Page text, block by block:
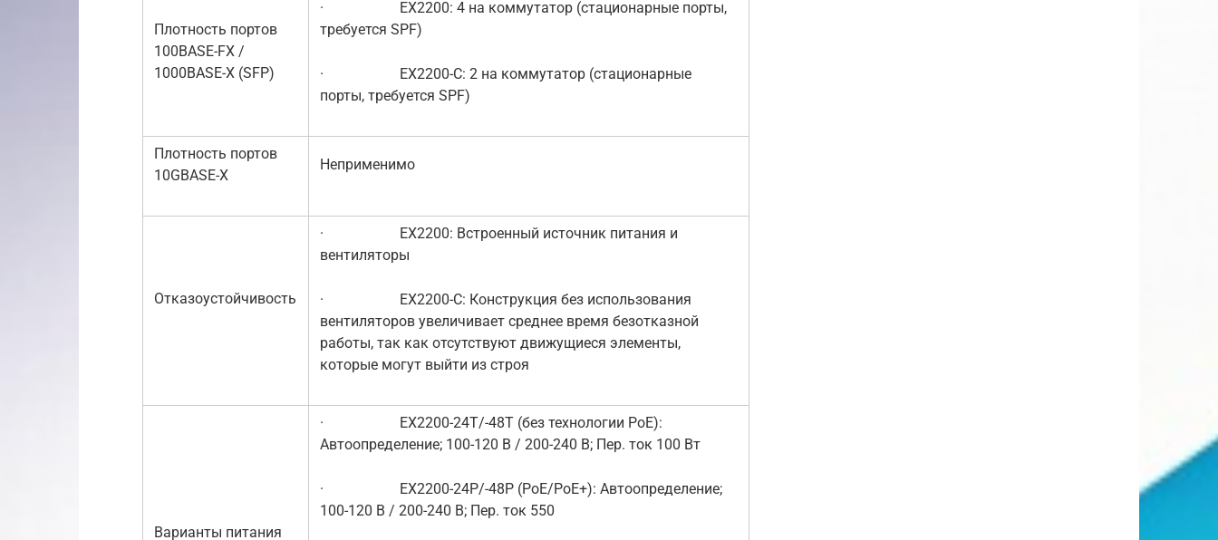
Плотность портов
100BASE-FX /
1000BASE-X (SFP)
· EX2200: 4 на коммутатор (стационарные порты,
требуется SPF)
· EX2200-C: 2 на коммутатор (стационарные
порты, требуется SPF)
Плотность портов
10GBASE-X
Неприменимо
Отказоустойчивость
· EX2200: Встроенный источник питания и
вентиляторы
· EX2200-C: Конструкция без использования
вентиляторов увеличивает среднее время безотказной
работы, так как отсутствуют движущиеся элементы,
которые могут выйти из строя
Варианты питания
· EX2200-24T/-48T (без технологии PoE):
Автоопределение; 100-120 В / 200-240 В; Пер. ток 100 Вт
· EX2200-24P/-48P (PoE/PoE+): Автоопределение;
100-120 В / 200-240 В; Пер. ток 550